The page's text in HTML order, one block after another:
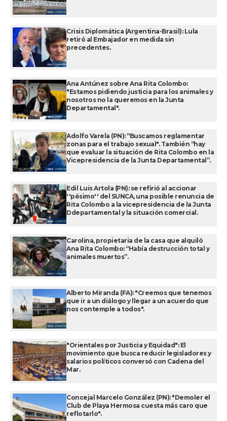
Crisis Diplomática (Argentina-Brasil): Lula
retiró al Embajador en medida sin
precedentes.
Ana Antúnez sobre Ana Rita Colombo:
"Estamos pidiendo justicia para los animales y
nosotros no la queremos en la Junta
Departamental".
Adolfo Varela (PN): “Buscamos reglamentar
zonas para el trabajo sexual". También “hay
que evaluar la situación de Rita Colombo en la
Vicepresidencia de la Junta Departamental”.
Edil Luis Artola (PN): se refirió al accionar
''pésimo'' del SUNCA, una posible renuncia de
Rita Colombo a la vicepresidencia de la Junta
Ddepartamental y la situación comercial.
Carolina, propietaria de la casa que alquiló
Ana Rita Colombo: “Había destrucción total y
animales muertos”.
Alberto Miranda (FA): "Creemos que tenemos
que ir a un diálogo y llegar a un acuerdo que
nos contemple a todos".
"Orientales por Justicia y Equidad": El
movimiento que busca reducir legisladores y
salarios políticos conversó con Cadena del
Mar.
Concejal Marcelo González (PN): "Demoler el
Club de Playa Hermosa cuesta más caro que
reflotarlo".